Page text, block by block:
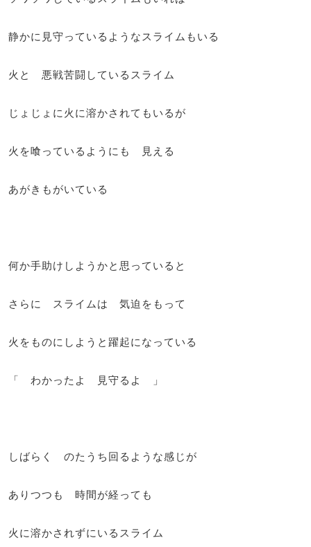
静かに見守っているようなスライムもいる
火と 悪戦苦闘しているスライム
じょじょに火に溶かされてもいるが
火を喰っているようにも 見える
あがきもがいている
何か手助けしようかと思っていると
さらに スライムは 気迫をもって
火をものにしようと躍起になっている
「 わかったよ 見守るよ 」
しばらく のたうち回るような感じが
ありつつも 時間が経っても
火に溶かされずにいるスライム